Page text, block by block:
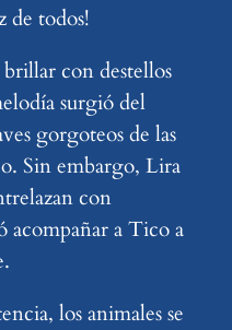
de todos!
brillar con destellos
surgió del
gorgoteos de las
Sin embargo, Lira
con
acompañar a Tico a
los animales se